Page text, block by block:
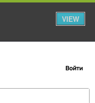
VIEW
Войти